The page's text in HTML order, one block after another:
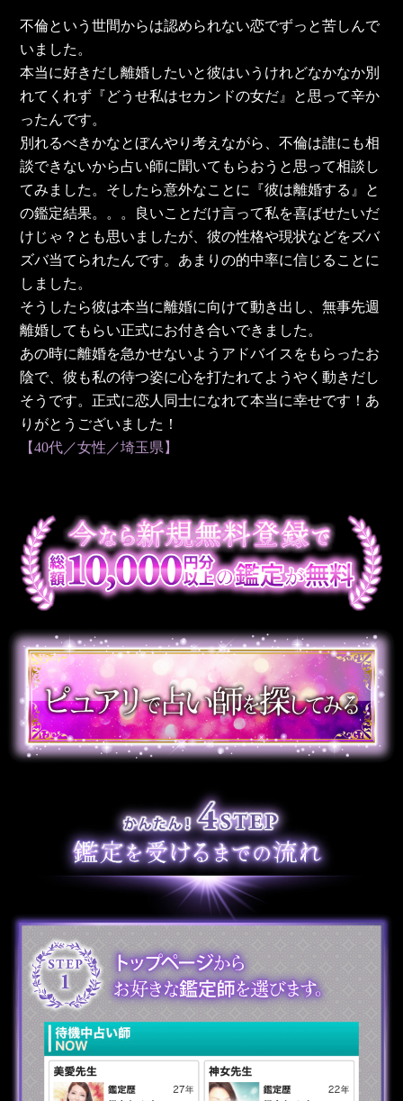
不倫という世間からは認められない恋でずっと苦しんで
いました。
本当に好きだし離婚したいと彼はいうけれどなかなか別
れてくれず『どうせ私はセカンドの女だ』と思って辛か
ったんです。
別れるべきかなとぼんやり考えながら、不倫は誰にも相
談できないから占い師に聞いてもらおうと思って相談し
てみました。そしたら意外なことに『彼は離婚する』と
の鑑定結果。。。良いことだけ言って私を喜ばせたいだ
けじゃ？とも思いましたが、彼の性格や現状などをズバ
ズバ当てられたんです。あまりの的中率に信じることに
しました。
そうしたら彼は本当に離婚に向けて動き出し、無事先週
離婚してもらい正式にお付き合いできました。
あの時に離婚を急かせないようアドバイスをもらったお
陰で、彼も私の待つ姿に心を打たれてようやく動きだし
そうです。正式に恋人同士になれて本当に幸せです！あ
りがとうございました！
【40代／女性／埼玉県】